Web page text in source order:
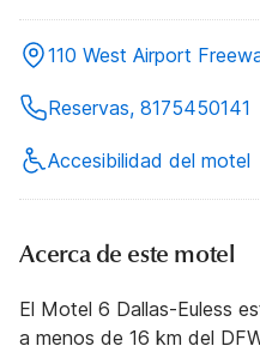
110 West Airport
Reservas, 8175450141
Accesibilidad del motel
Acerca de este motel
El Motel 6 Dallas-Euless
a menos de 16 km del